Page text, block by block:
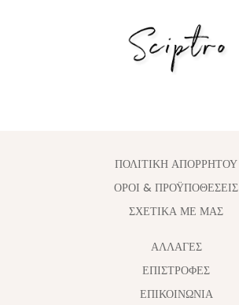
ΠΟΛΙΤΙΚΗ ΑΠΟΡΡΗΤΟΥ
ΟΡΟΙ & ΠΡΟΫΠΟΘΕΣΕΙΣ
ΣΧΕΤΙΚΑ ΜΕ ΜΑΣ
ΑΛΛΑΓΈΣ
ΕΠΙΣΤΡΟΦΕΣ
ΕΠΙΚΟΙΝΩΝΙΑ